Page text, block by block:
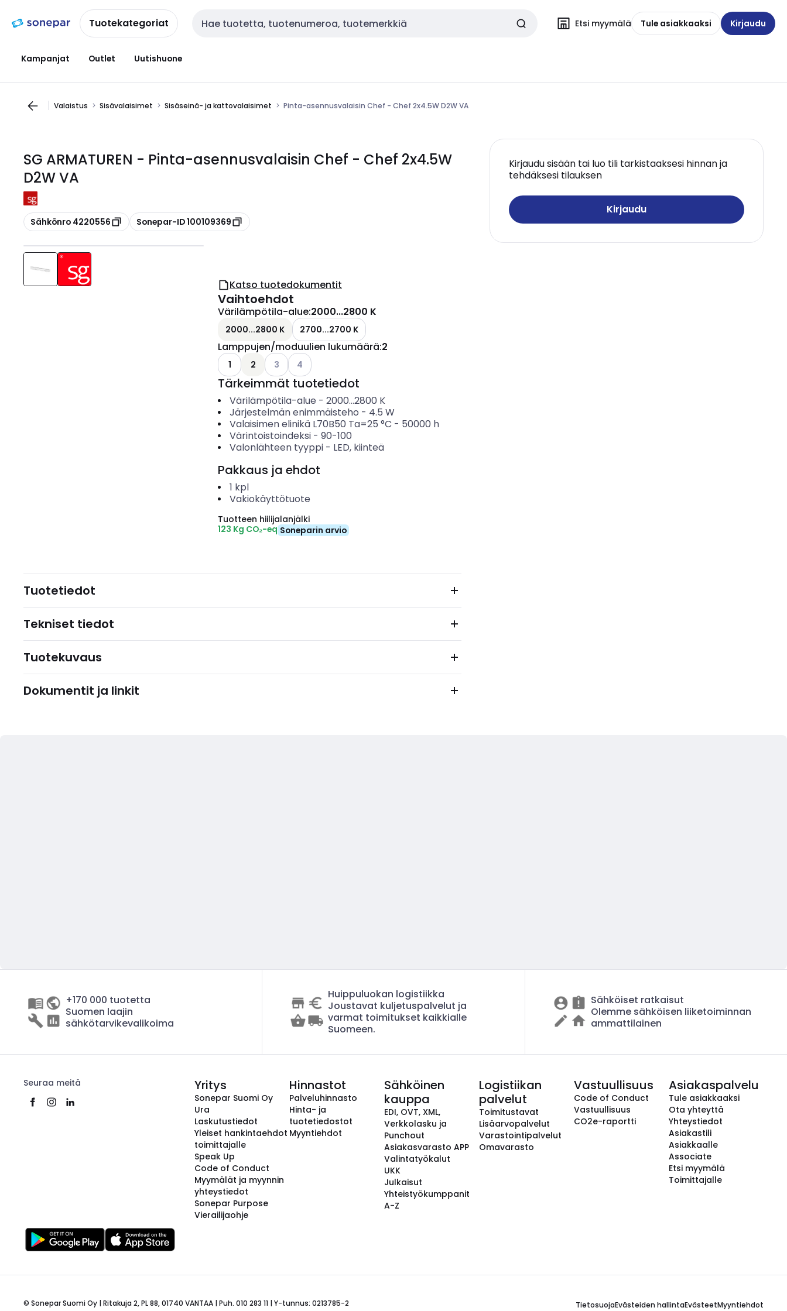
navigointiinsisältöönTuotekategoriat Haku Etsi myymälä Tule asiakkaaksi Kirjaudu
Kampanjat Outlet Uutishuone
Valaistus Sisävalaisimet Sisäseinä- ja kattovalaisimet Pinta-asennusvalaisin Chef - Chef 2x4.5W D2W VA
SG ARMATUREN - Pinta-asennusvalaisin Chef - Chef 2x4.5W
D2W VA
Kopioi
Sähkönro 4220556 Kopioi
Sonepar-ID 100109369
Kirjaudu sisään tai luo tili tarkistaaksesi hinnan ja
tehdäksesi tilauksen
Kirjaudu
Katso tuotedokumentit
Vaihtoehdot
Värilämpötila-alue:2000...2800 K
2000...2800 K 2700...2700 K
Lamppujen/moduulien lukumäärä:2
1 2 Katso käytettävissä olevat vaihtoehdot
3 Katso käytettävissä olevat vaihtoehdot
4
Tärkeimmät tuotetiedot
Värilämpötila-alue - 2000...2800 K
Järjestelmän enimmäisteho - 4.5 W
Valaisimen elinikä L70B50 Ta=25 °C - 50000 h
Värintoistoindeksi- 90-100
Valonlähteen tyyppi- LED, kiinteä
Pakkaus ja ehdot
1 kpl
Vakiokäyttötuote
Tuotteen hiilijalanjälki
123 Kg CO₂-eq Soneparin arvio
Tuotetiedot
Tekniset tiedot
Tuotekuvaus
Dokumentit ja linkit
+170 000 tuotetta
Suomen laajin
sähkötarvikevalikoima
Huippuluokan logistiikka
Joustavat kuljetuspalvelut ja
varmat toimitukset kaikkialle
Suomeen.
Sähköiset ratkaisut
Olemme sähköisen liiketoiminnan
ammattilainen
Seuraa meitä Yritys
Sonepar Suomi Oy
Ura
Laskutustiedot
Yleiset hankintaehdot
toimittajalle
Speak Up
Code of Conduct
Myymälät ja myynnin
yhteystiedot
Sonepar Purpose
Vierailijaohje
Hinnastot
Palveluhinnasto
Hinta- ja
tuotetiedostot
Myyntiehdot
Sähköinen
kauppa
EDI, OVT, XML,
Verkkolasku ja
Punchout
Asiakasvarasto APP
Valintatyökalut
UKK
Julkaisut
Yhteistyökumppanit
A-Z
Logistiikan
palvelut
Toimitustavat
Lisäarvopalvelut
Varastointipalvelut
Omavarasto
Vastuullisuus
Code of Conduct
Vastuullisuus
CO2e-raportti
Asiakaspalvelu
Tule asiakkaaksi
Ota yhteyttä
Yhteystiedot
Asiakastili
Asiakkaalle
Associate
Etsi myymälä
Toimittajalle
© Sonepar Suomi Oy | Ritakuja 2, PL 88, 01740 VANTAA | Puh. 010 283 11 | Y-tunnus: 0213785-2 TietosuojaEvästeiden hallintaEvästeetMyyntiehdot